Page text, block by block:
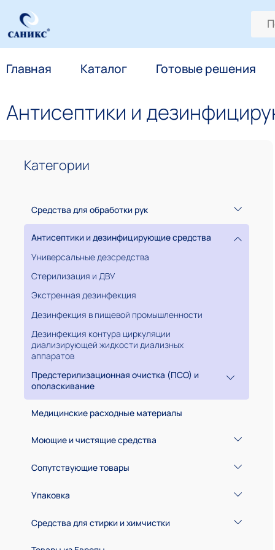
Главная Каталог Готовые решения
Антисептики и
Категории
Средства для обработки рук
Антисептики и дезинфицирующие средства
Универсальные дезсредства
Стерилизация и ДВУ
Экстренная дезинфекция
Дезинфекция в пищевой промышленности
Дезинфекция контура циркуляции
диализирующей жидкости диализных
аппаратов
Предстерилизационная очистка (ПСО) и
ополаскивание
Медицинские расходные материалы
Моющие и чистящие средства
промышленности
инструмента и лабораторной посуды
Средства для реставрационных работ
Сопутствующие товары
Дозаторы
Упаковка
Средства для стирки и химчистки